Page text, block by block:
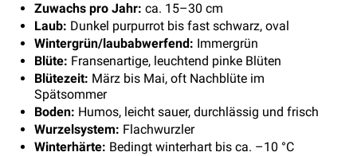
Zuwachs pro Jahr: ca. 15–30 cm
Laub: Dunkel purpurrot bis fast schwarz, oval
Wintergrün/laubabwerfend: Immergrün
Blüte: Fransenartige, leuchtend pinke Blüten
Blütezeit: März bis Mai, oft Nachblüte im
Spätsommer
Boden: Humos, leicht sauer, durchlässig und frisch
Wurzelsystem: Flachwurzler
Winterhärte: Bedingt winterhart bis ca. –10 °C